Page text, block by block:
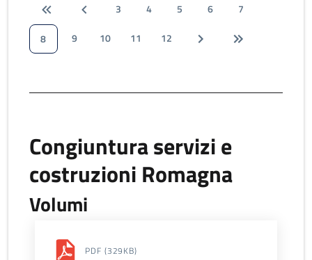
3 4 5 6
7
8
9 10 11 12
Congiuntura servizi e
costruzioni Romagna
Volumi
PDF (329KB)